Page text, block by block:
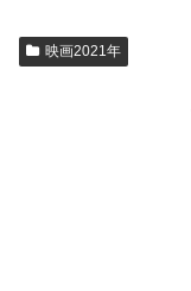
映画2021年